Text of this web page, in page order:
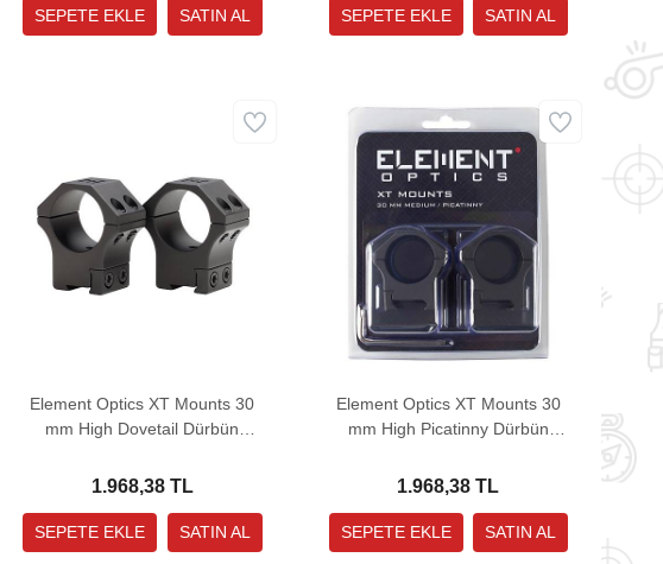
Element Optics XT Mounts 30
mm High Dovetail Dürbün
1.968,38 TL
Element Optics XT Mounts 30
mm High Picatinny Dürbün
1.968,38 TL